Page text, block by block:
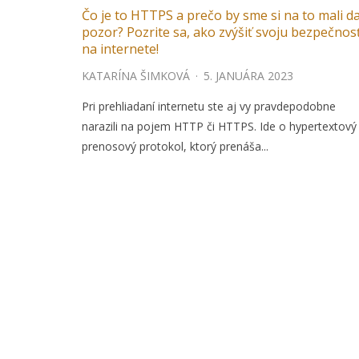
Čo je to HTTPS a prečo by sme si na to mali
pozor? Pozrite sa, ako zvýšiť svoju
na internete!
KATARÍNA ŠIMKOVÁ · 5. JANUÁRA 2023
Pri prehliadaní internetu ste aj vy pravdepodobne
narazili na pojem HTTP či HTTPS. Ide o hypertextový
prenosový protokol, ktorý prenáša...